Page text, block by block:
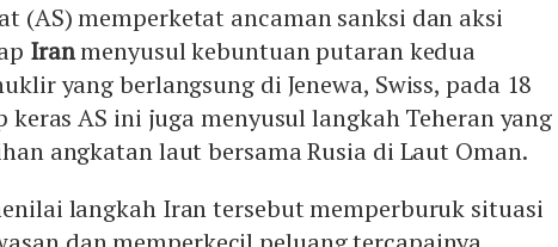
(AS) memperketat ancaman sanksi dan aksi
Iranmenyusul kebuntuan putaran kedua
yang berlangsung di Jenewa, Swiss, pada 18
keras AS ini juga menyusul langkah Teheran yang
angkatan laut bersama Rusia di Laut Oman.
langkah Iran tersebut memperburuk situasi